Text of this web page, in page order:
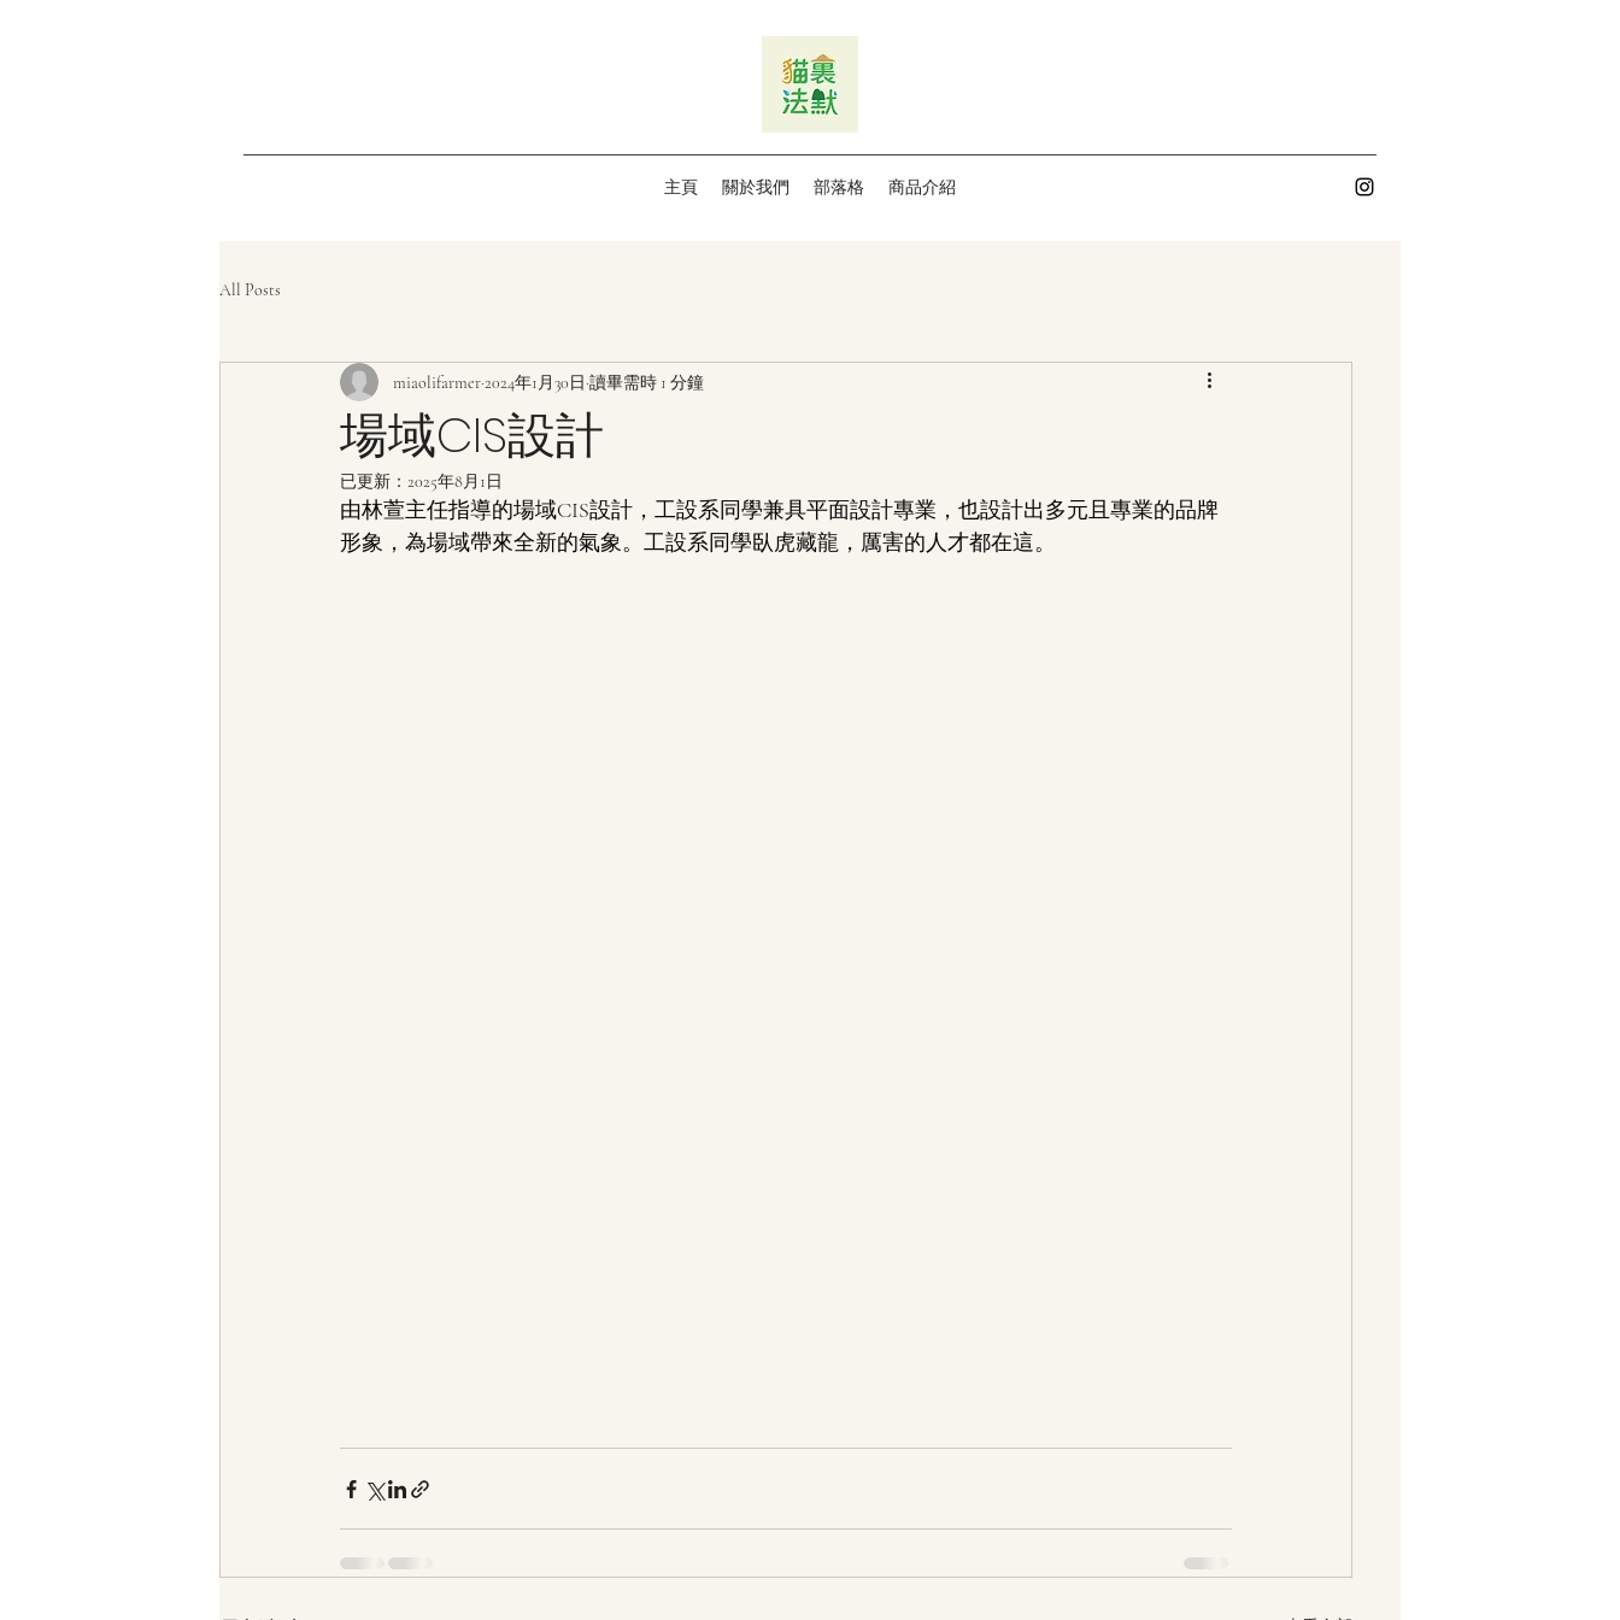
主頁 關於我們 部落格 商品介紹
All Posts
場域CIS設計
miaolifarmer2024年1月30日 讀畢需時 1 分鐘
已更新： 2025年8月1日
由林萱主任指導的場域CIS設計，工設系同學兼具平面設計專業，也設計出多元且專業的品牌
形象，為場域帶來全新的氣象。工設系同學臥虎藏龍，厲害的人才都在這。